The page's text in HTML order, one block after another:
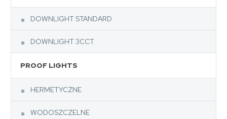
DOWNLIGHT STANDARD
DOWNLIGHT 3CCT
PROOF LIGHTS
HERMETYCZNE
WODOSZCZELNE